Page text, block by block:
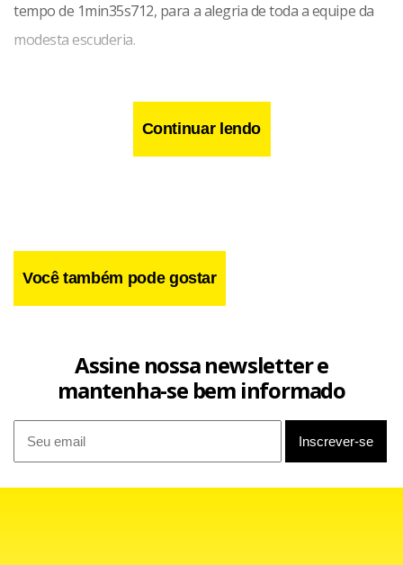
tempo de 1min35s712, para a alegria de toda a equipe da
modesta escuderia.
Dono da volta mais rápida desta terça-feira, Robert Kubica
foi, desta vez, o quinto colocado do dia. Apesar de não ter
Continuar lendo
Você também pode gostar
Assine nossa newsletter e
mantenha-se bem informado